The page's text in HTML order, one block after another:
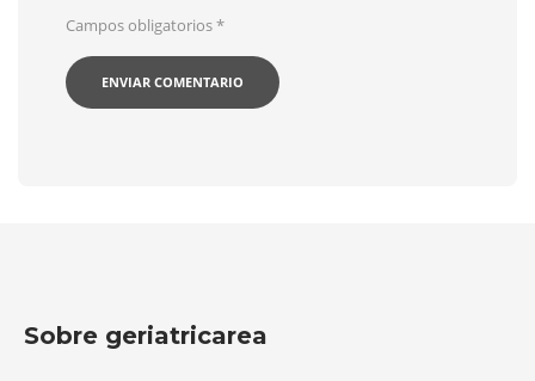
Campos obligatorios*
Sobre geriatricarea